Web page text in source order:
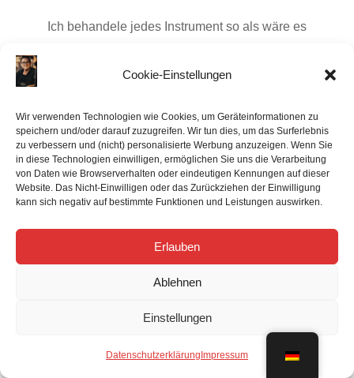
Cookie-Einstellungen
Wir verwenden Technologien wie Cookies, um Geräteinformationen zu
speichern und/oder darauf zuzugreifen. Wir tun dies, um das Surferlebnis
zu verbessern und (nicht) personalisierte Werbung anzuzeigen. Wenn Sie
in diese Technologien einwilligen, ermöglichen Sie uns die Verarbeitung
von Daten wie Browserverhalten oder eindeutigen Kennungen auf dieser
Website. Das Nicht-Einwilligen oder das Zurückziehen der Einwilligung
kann sich negativ auf bestimmte Funktionen und Leistungen auswirken.
Erlauben
Ablehnen
Einstellungen
Datenschutzerklärung Impressum
Ich behandele jedes Instrument so als wäre es
ehe du es nicht auch bist. Auf deinen COA-Service
Generalüberholung 12 Monate Garantie. Sollten
innerhalb dieser Zeit wider Erwarten
Nachregulierungen nötig sein, so werden diese
selbstverständlich kostenlos durchgeführt.

Professionelle Wartung
an unsere Arbeit, sondern auch an die Qualität der
von uns verwendeten Materialien. Wir verwenden